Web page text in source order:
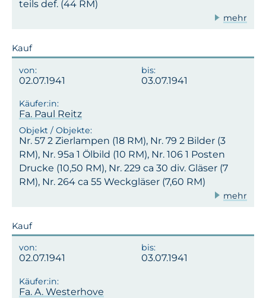
teils def. (44 RM)
mehr
Kauf
02.07.1941 03.07.1941
Fa. Paul Reitz
Nr. 57 2 Zierlampen (18 RM), Nr. 79 2 Bilder (3
RM), Nr. 95a 1 Ölbild (10 RM), Nr. 106 1 Posten
Drucke (10,50 RM), Nr. 229 ca 30 div. Gläser (7
RM), Nr. 264 ca 55 Weckgläser (7,60 RM)
mehr
Kauf
02.07.1941 03.07.1941
Fa. A. Westerhove